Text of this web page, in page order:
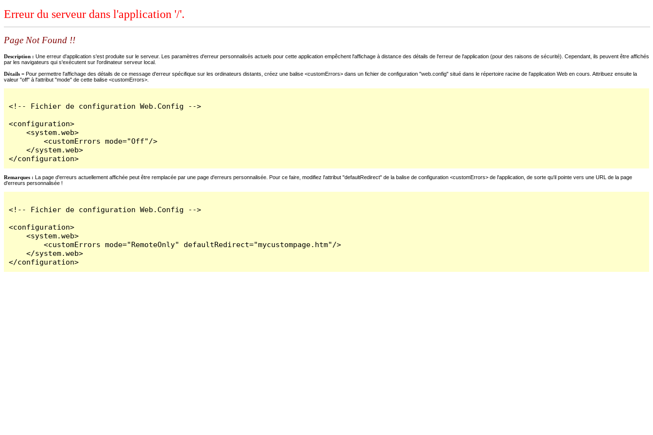
Erreur du serveur dans l'application '/'.
Page Not Found !!
Description : Une erreur d'application s'est produite sur le serveur. Les paramètres d'erreur personnalisés actuels pour cette application empêchent l'affichage à distance des détails de l'erreur de l'application (pour des raisons de sécurité). Cependant, ils peuvent être affichés
par les navigateurs qui s'exécutent sur l'ordinateur serveur local.
Détails = Pour permettre l'affichage des détails de ce message d'erreur spécifique sur les ordinateurs distants, créez une balise <customErrors> dans un fichier de configuration "web.config" situé dans le répertoire racine de l'application Web en cours. Attribuez ensuite la
valeur "off" à l'attribut "mode" de cette balise <customErrors>.
<!-- Fichier de configuration Web.Config -->
<configuration>
    <system.web>
        <customErrors mode="Off"/>
    </system.web>
</configuration>
Remarques : La page d'erreurs actuellement affichée peut être remplacée par une page d'erreurs personnalisée. Pour ce faire, modifiez l'attribut "defaultRedirect" de la balise de configuration <customErrors> de l'application, de sorte qu'il pointe vers une URL de la page
d'erreurs personnalisée !
<!-- Fichier de configuration Web.Config -->
<configuration>
    <system.web>
        <customErrors mode="RemoteOnly" defaultRedirect="mycustompage.htm"/>
    </system.web>
</configuration>